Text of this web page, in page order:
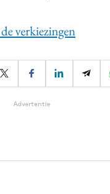
verkiezingen
Advertentie